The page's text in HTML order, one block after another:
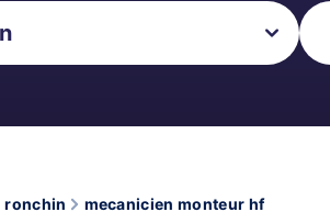
ronchin mecanicien monteur hf